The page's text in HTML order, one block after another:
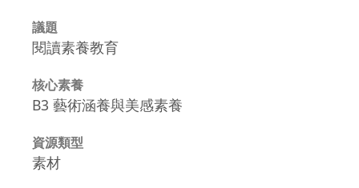
議題
閱讀素養教育
核心素養
B3 藝術涵養與美感素養
資源類型
素材